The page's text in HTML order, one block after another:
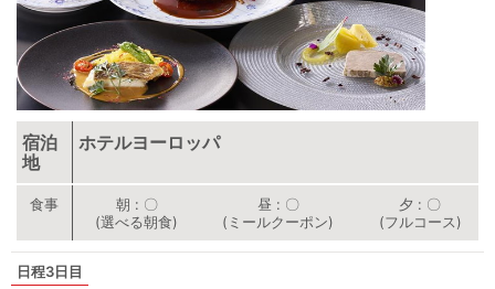
宿泊
地
ホテルヨーロッパ
朝
〇
(選べる朝食)
昼
〇
(ミールクーポン)
夕
〇
(フルコース)
3日目